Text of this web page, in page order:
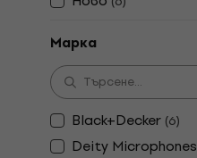
Марка
Black+Decker (6)
Deity Microphones